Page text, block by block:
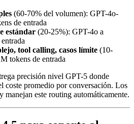
(60-70% del volumen): GPT-4o-
de entrada
estándar (20-25%): GPT-4o a
tool calling, casos límite (10-
tokens de entrada
precisión nivel GPT-5 donde
coste promedio por conversación. Los
manejan este routing automáticamente.